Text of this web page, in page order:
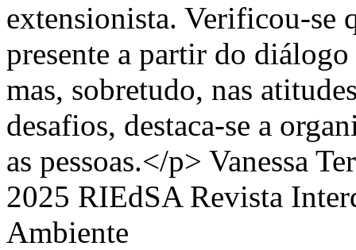
extensionista. Verificou-se
presente a partir do
mas, sobretudo, nas
desafios, destaca-se a
as pessoas.</p> Vanessa
2025 RIEdSA Revista
Ambiente